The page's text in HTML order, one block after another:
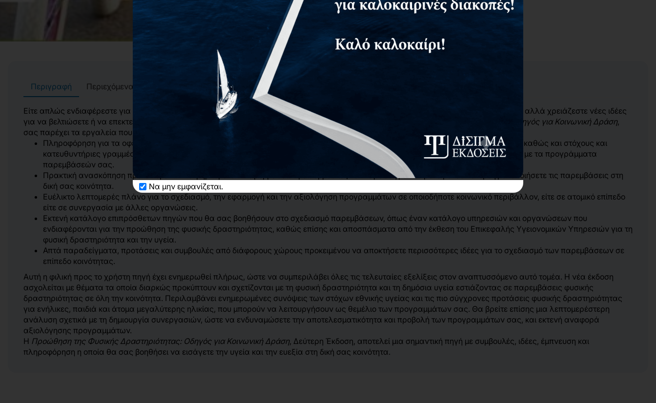
Να μην εμφανίζεται.
Περιγραφή Περιεχόμενα Αίτημα για δωρεάν αντίτυπο
Είτε απλώς ενδιαφέρεστε για την προώθηση της φυσικής δραστηριότητας, είτε έχετε εμπειρία στην προώθηση της υγείας και της ευεξίας αλλά χρειάζεστε νέες ιδέες
για να βελτιώσετε ή να επεκτείνετε υπάρχοντα προγράμματα, η δεύτερη έκδοση του βιβλίου
Προώθηση της Φυσικής Δραστηριότητας: Οδηγός για Κοινωνική Δράση,
σας παρέχει τα εργαλεία που χρειάζεστε:
Πληροφόρηση για τα οφέλη της φυσικής δραστηριότητας, όπως πρόληψη της παχυσαρκίας και διαχείριση των χρόνιων παθήσεων, καθώς και στόχους και
κατευθυντήριες γραμμές για διάφορους τύπους φυσικής δραστηριότητας που θα σας βοηθήσουν να επιχειρηματολογήσετε σχετικά με τα προγράμματα
παρεμβάσεών σας.
Πρακτική ανασκόπηση προτεινόμενων τεκμηριωμένων παρεμβάσεων με συμβουλές και παραδείγματα προκειμένου να πραγματοποιήσετε τις παρεμβάσεις στη
δική σας κοινότητα.
Ευέλικτο λεπτομερές πλάνο για το σχεδιασμό, την εφαρμογή και την αξιολόγηση προγραμμάτων σε οποιοδήποτε κοινωνικό περιβάλλον, είτε σε ατομικό επίπεδο
είτε σε συνεργασία με άλλες οργανώσεις.
Εκτενή κατάλογο επιπρόσθετων πηγών που θα σας βοηθήσουν στο σχεδιασμό παρεμβάσεων, όπως έναν κατάλογο υπηρεσιών και οργανώσεων που
ενδιαφέρονται για την προώθηση της φυσικής δραστηριότητας, καθώς επίσης και αποσπάσματα από την έκθεση του Επικεφαλής Υγειονομικών Υπηρεσιών για τη
φυσική δραστηριότητα και την υγεία.
Απτά παραδείγματα, προτάσεις και συμβουλές από διάφορους χώρους προκειμένου να αποκτήσετε περισσότερες ιδέες για το σχεδιασμό των παρεμβάσεων σε
επίπεδο κοινότητας.
Αυτή η φιλική προς το χρήστη πηγή έχει ενημερωθεί πλήρως, ώστε να συμπεριλάβει όλες τις τελευταίες εξελίξεις στον αναπτυσσόμενο αυτό τομέα. Η νέα έκδοση
ασχολείται με θέματα τα οποία διαρκώς προκύπτουν και σχετίζονται με τη φυσική δραστηριότητα και τη δημόσια υγεία εστιάζοντας σε παρεμβάσεις φυσικής
δραστηριότητας σε όλη την κοινότητα. Περιλαμβάνει ενημερωμένες συνόψεις των στόχων εθνικής υγείας και τις πιο σύγχρονες προτάσεις φυσικής δραστηριότητας
για ενήλικες, παιδιά και άτομα μεγαλύτερης ηλικίας, που μπορούν να λειτουργήσουν ως θεμέλιο των προγραμμάτων σας. Θα βρείτε επίσης μια λεπτομερέστερη
ανάλυση σχετικά με τη δημιουργία συνεργασιών, ώστε να ενδυναμώσετε την αποτελεσματικότητα και προβολή των προγραμμάτων σας, και εκτενή αναφορά
αξιολόγησης προγραμμάτων.
Η Προώθηση της Φυσικής Δραστηριότητας: Οδηγός για Κοινωνική Δράση, Δεύτερη Έκδοση, αποτελεί μια σημαντική πηγή με συμβουλές, ιδέες, έμπνευση και
πληροφόρηση η οποία θα σας βοηθήσει να εισάγετε την υγεία και την ευεξία στη δική σας κοινότητα.